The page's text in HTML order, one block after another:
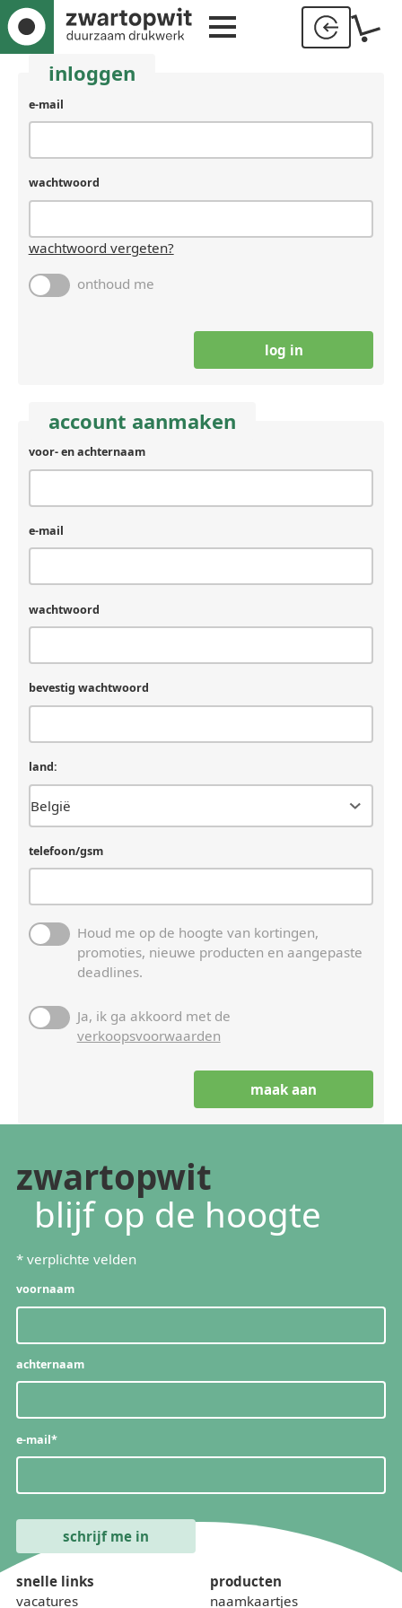
inloggen
e-mail
wachtwoord
wachtwoord vergeten?
onthoud me
account aanmaken
voor- en achternaam
e-mail
wachtwoord
bevestig wachtwoord
land:
telefoon/gsm
Houd me op de hoogte van kortingen,
promoties, nieuwe producten en aangepaste
deadlines.
Ja, ik ga akkoord met de
verkoopsvoorwaarden
zwartopwit
blijf op de hoogte
* verplichte velden
voornaam
achternaam
e-mail*
snelle links
vacatures
producten
naamkaartjes